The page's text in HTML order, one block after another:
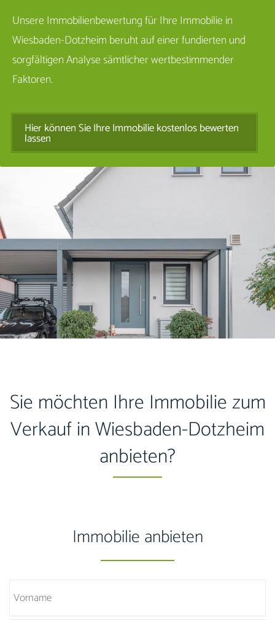
Unsere Immobilienbewertung für Ihre Immobilie in
Wiesbaden-Dotzheim beruht auf einer fundierten und
sorgfältigen Analyse sämtlicher wertbestimmender
Faktoren.
Hier können Sie Ihre Immobilie kostenlos bewerten
lassen
Sie möchten Ihre Immobilie zum
Verkauf in Wiesbaden-Dotzheim
anbieten?
Immobilie anbieten